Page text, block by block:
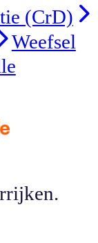
(CrD)
Weefsel